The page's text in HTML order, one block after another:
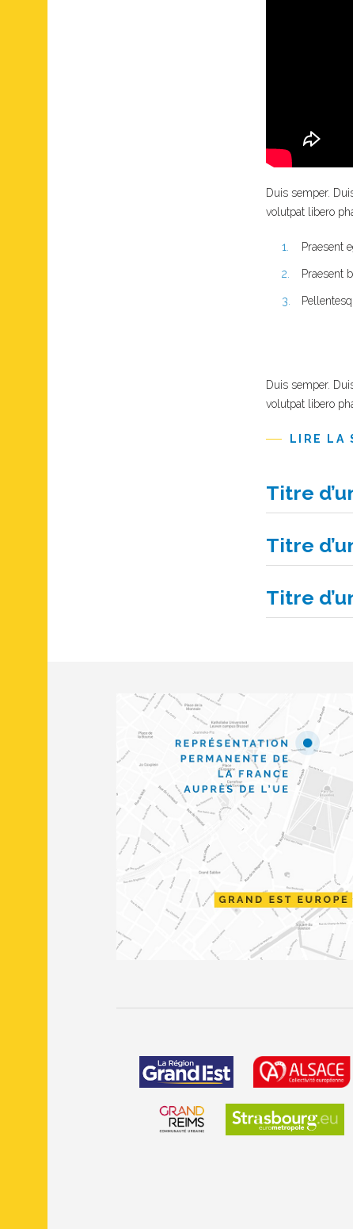
Duis semper.
volutpat libero
Praesent
Praesent
Duis semper.
volutpat libero
LIRE LA
Titre
Titre
Titre